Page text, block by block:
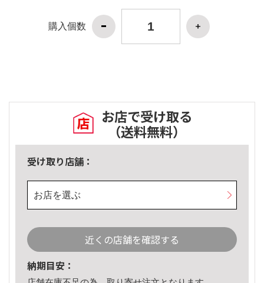
購入個数
お店で受け取る
（送料無料）
受け取り店舗：
お店を選ぶ
近くの店舗を確認する
納期目安：